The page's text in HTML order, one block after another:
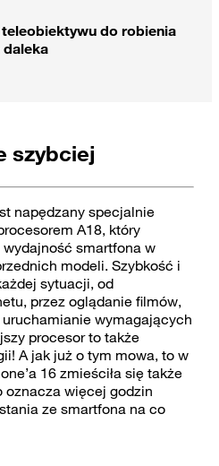
do robienia
daleka
szybciej
napędzany specjalnie
A18, który
smartfona w
modeli. Szybkość i
sytuacji, od
przez oglądanie filmów,
wymagających
procesor to także
A jak już o tym mowa, to w
16 zmieściła się także
oznacza więcej godzin
ze smartfona na co